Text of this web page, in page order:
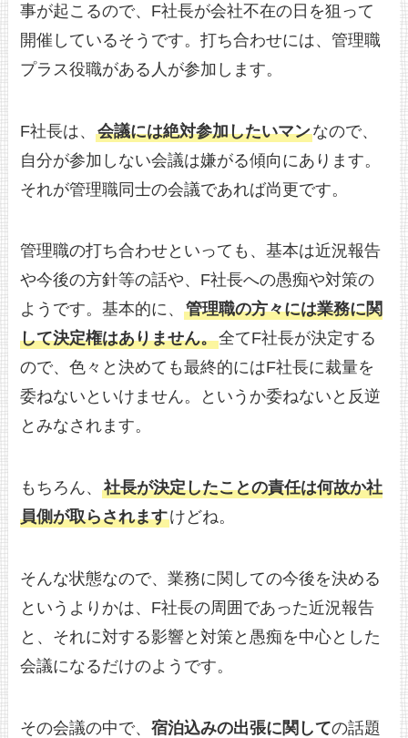
事が起こるので、F社長が会社不在の日を狙って
開催しているそうです。打ち合わせには、管理職
プラス役職がある人が参加します。
F社長は、会議には絶対参加したいマンなので、
自分が参加しない会議は嫌がる傾向にあります。
それが管理職同士の会議であれば尚更です。
管理職の打ち合わせといっても、基本は近況報告
や今後の方針等の話や、F社長への愚痴や対策の
ようです。基本的に、管理職の方々には業務に関
して決定権はありません。全てF社長が決定する
ので、色々と決めても最終的にはF社長に裁量を
委ねないといけません。というか委ねないと反逆
とみなされます。
もちろん、社長が決定したことの責任は何故か社
員側が取らされますけどね。
そんな状態なので、業務に関しての今後を決める
というよりかは、F社長の周囲であった近況報告
と、それに対する影響と対策と愚痴を中心とした
会議になるだけのようです。
その会議の中で、宿泊込みの出張に関しての話題